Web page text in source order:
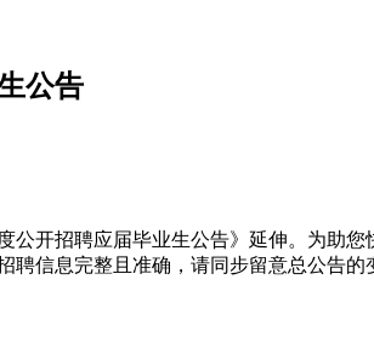
公告
开招聘应届毕业生公告》延伸。为助
信息完整且准确，请同步留意总公告的